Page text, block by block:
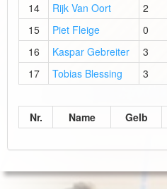
14
Rijk Van Oort
2
15
Piet Fleige
0
16
Kaspar Gebreiter
3
17
Tobias Blessing 3
Nr. Name Gelb